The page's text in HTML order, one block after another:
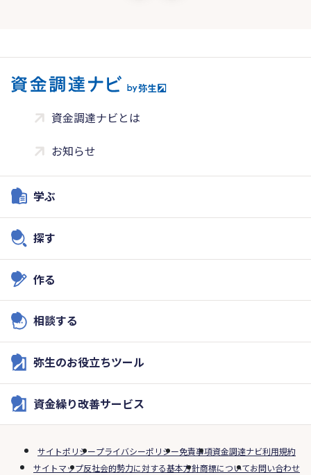
資金調達ナビとは
お知らせ
学ぶ
探す
作る
相談する
弥生のお役立ちツール
資金繰り改善サービス
サイトポリシープライバシーポリシー免責事項資金調達ナビ利用規約
サイトマップ反社会的勢力に対する基本方針商標についてお問い合わせ